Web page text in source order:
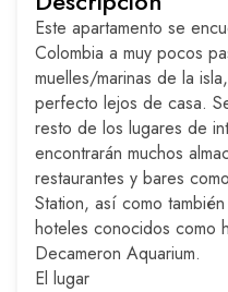
Este apartamento se
Colombia a muy pocos
muelles/marinas de la
perfecto lejos de casa.
resto de los lugares de
encontrarán muchos
restaurantes y bares
Station, así como
hoteles conocidos como
Decameron Aquarium.
El lugar